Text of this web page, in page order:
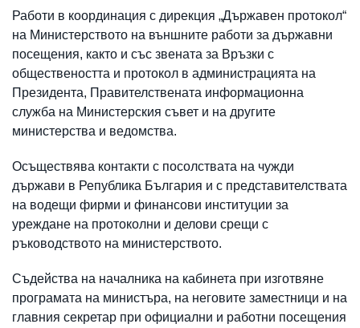
Работи в координация с дирекция „Държавен протокол“
на Министерството на външните работи за държавни
посещения, както и със звената за Връзки с
обществеността и протокол в администрацията на
Президента, Правителствената информационна
служба на Министерския съвет и на другите
министерства и ведомства.
Осъществява контакти с посолствата на чужди
държави в Република България и с представителствата
на водещи фирми и финансови институции за
уреждане на протоколни и делови срещи с
ръководството на министерството.
Съдейства на началника на кабинета при изготвяне
програмата на министъра, на неговите заместници и на
главния секретар при официални и работни посещения